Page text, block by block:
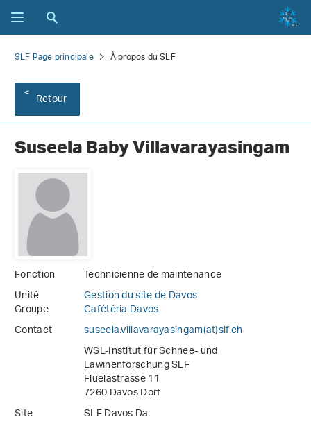
SLF Page principale À propos du SLF
Retour
Suseela Baby Villavarayasingam
Fonction
Technicienne de maintenance
Unité
Gestion du site de Davos
Groupe
Cafétéria Davos
Contact
suseela.villavarayasingam(at)slf.ch
WSL-Institut für Schnee- und
Lawinenforschung SLF
Flüelastrasse 11
7260 Davos Dorf
Site
SLF Davos Da